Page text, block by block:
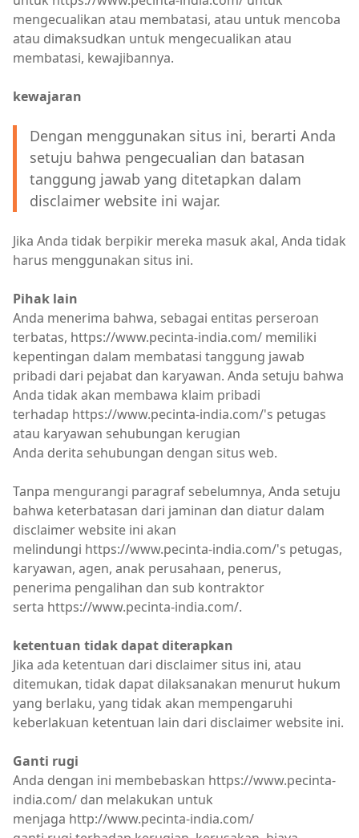
mengecualikan atau membatasi, atau untuk mencoba
atau dimaksudkan untuk mengecualikan atau
membatasi, kewajibannya.
kewajaran
Dengan menggunakan situs ini, berarti Anda
setuju bahwa pengecualian dan batasan
tanggung jawab yang ditetapkan dalam
disclaimer website ini wajar.
Jika Anda tidak berpikir mereka masuk akal, Anda tidak
harus menggunakan situs ini.
Pihak lain
Anda menerima bahwa, sebagai entitas perseroan
terbatas, https://www.pecinta-india.com/ memiliki
kepentingan dalam membatasi tanggung jawab
pribadi dari pejabat dan karyawan. Anda setuju bahwa
Anda tidak akan membawa klaim pribadi
terhadap https://www.pecinta-india.com/'s petugas
atau karyawan sehubungan kerugian
Anda derita sehubungan dengan situs web.
Tanpa mengurangi paragraf sebelumnya, Anda setuju
bahwa keterbatasan dari jaminan dan diatur dalam
disclaimer website ini akan
melindungi https://www.pecinta-india.com/'s petugas,
karyawan, agen, anak perusahaan, penerus,
penerima pengalihan dan sub kontraktor
serta https://www.pecinta-india.com/.
ketentuan tidak dapat diterapkan
Jika ada ketentuan dari disclaimer situs ini, atau
ditemukan, tidak dapat dilaksanakan menurut hukum
yang berlaku, yang tidak akan mempengaruhi
keberlakuan ketentuan lain dari disclaimer website ini.
Ganti rugi
Anda dengan ini membebaskan https://www.pecinta-
india.com/ dan melakukan untuk
menjaga http://www.pecinta-india.com/